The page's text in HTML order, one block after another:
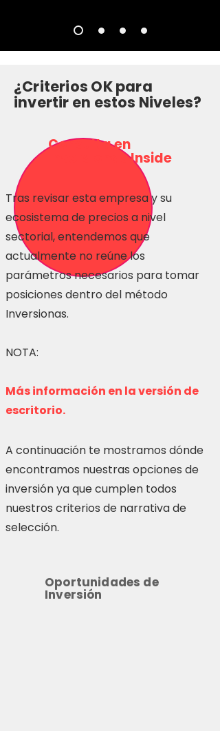
¿Criterios OK para
invertir en estos Niveles?
Consulta en
Inversionas Inside
Tras revisar esta empresa y su
ecosistema de precios a nivel
sectorial, entendemos que
actualmente no reúne los
parámetros necesarios para tomar
posiciones dentro del método
Inversionas.
NOTA:
Más información en la versión de
escritorio.
A continuación te mostramos dónde
encontramos nuestras opciones de
inversión ya que cumplen todos
nuestros criterios de narrativa de
selección.
Oportunidades de
Inversión